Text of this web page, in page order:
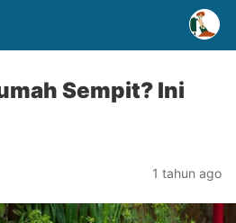
Sempit? Ini
1 tahun ago